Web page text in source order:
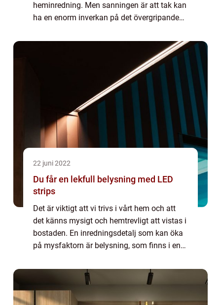
heminredning. Men sanningen är att tak kan
ha en enorm inverkan på det övergripande
att taken till och med kan påverka akustiken
22 juni 2022
Du får en lekfull belysning med LED
strips
Det är viktigt att vi trivs i vårt hem och att
det känns mysigt och hemtrevligt att vistas i
bostaden. En inredningsdetalj som kan öka
på mysfaktorn är belysning, som finns i en
taklampor, vägglampor, spo...